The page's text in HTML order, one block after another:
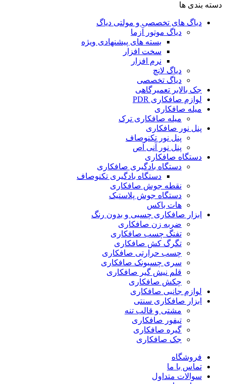
دسته بندی ها
دیاگ های تخصصی و مولتی دیاگ
دیاگ موتور آزما
بسته های پیشنهادی ویژه
سخت افزار
نرم افزار
دیاگ لانچ
دیاگ تخصصی
جک بالابر تعمیرگاهی
لوازم صافکاری PDR
میله صافکاری
میله صافکاری ترک
پنل نور صافکاری
پنل نور تکنوصاف
پنل نور آنی آص
دستگاه صافکاری
دستگاه بادگیری صافکاری
دستگاه بادگیری تکنوصاف
نقطه جوش صافکاری
دستگاه جوش پلاستیک
هات باکس
ابزار صافکاری چسبی و بدون رنگ
ضربه زن صافکاری
تفنگ چسب صافکاری
تگرگ کش صافکاری
چسب حرارتی صافکاری
سری چسبونک صافکاری
قلم نیش گیر صافکاری
چکش صافکاری
لوازم جانبی صافکاری
ابزار صافکاری سنتی
مشتی و قالب تنه
تیفور صافکاری
گیره صافکاری
جک صافکاری
فروشگاه
تماس با ما
سوالات متداول